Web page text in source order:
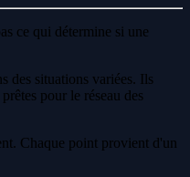
ce qui détermine si une
des situations variées. Ils
pour le réseau des
Chaque point provient d'un